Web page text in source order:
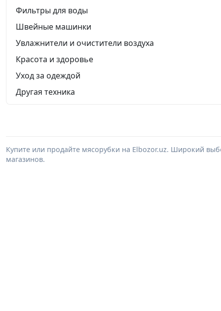
Фильтры для воды
Швейные машинки
Увлажнители и очистители воздуха
Красота и здоровье
Уход за одеждой
Другая техника
Купите или продайте мясорубки на Elbozor.uz. Широкий
магазинов.